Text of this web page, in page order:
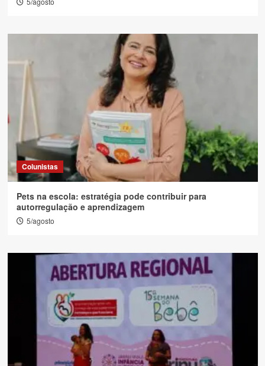
Colunistas
Pets na escola: estratégia pode contribuir para
autorregulação e aprendizagem
5/agosto